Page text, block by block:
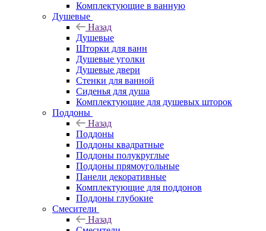
Комплектующие в ванную
Душевые
Назад
Душевые
Шторки для ванн
Душевые уголки
Душевые двери
Стенки для ванной
Сиденья для душа
Комплектующие для душевых шторок
Поддоны
Назад
Поддоны
Поддоны квадратные
Поддоны полукруглые
Поддоны прямоугольные
Панели декоративные
Комплектующие для поддонов
Поддоны глубокие
Смесители
Назад